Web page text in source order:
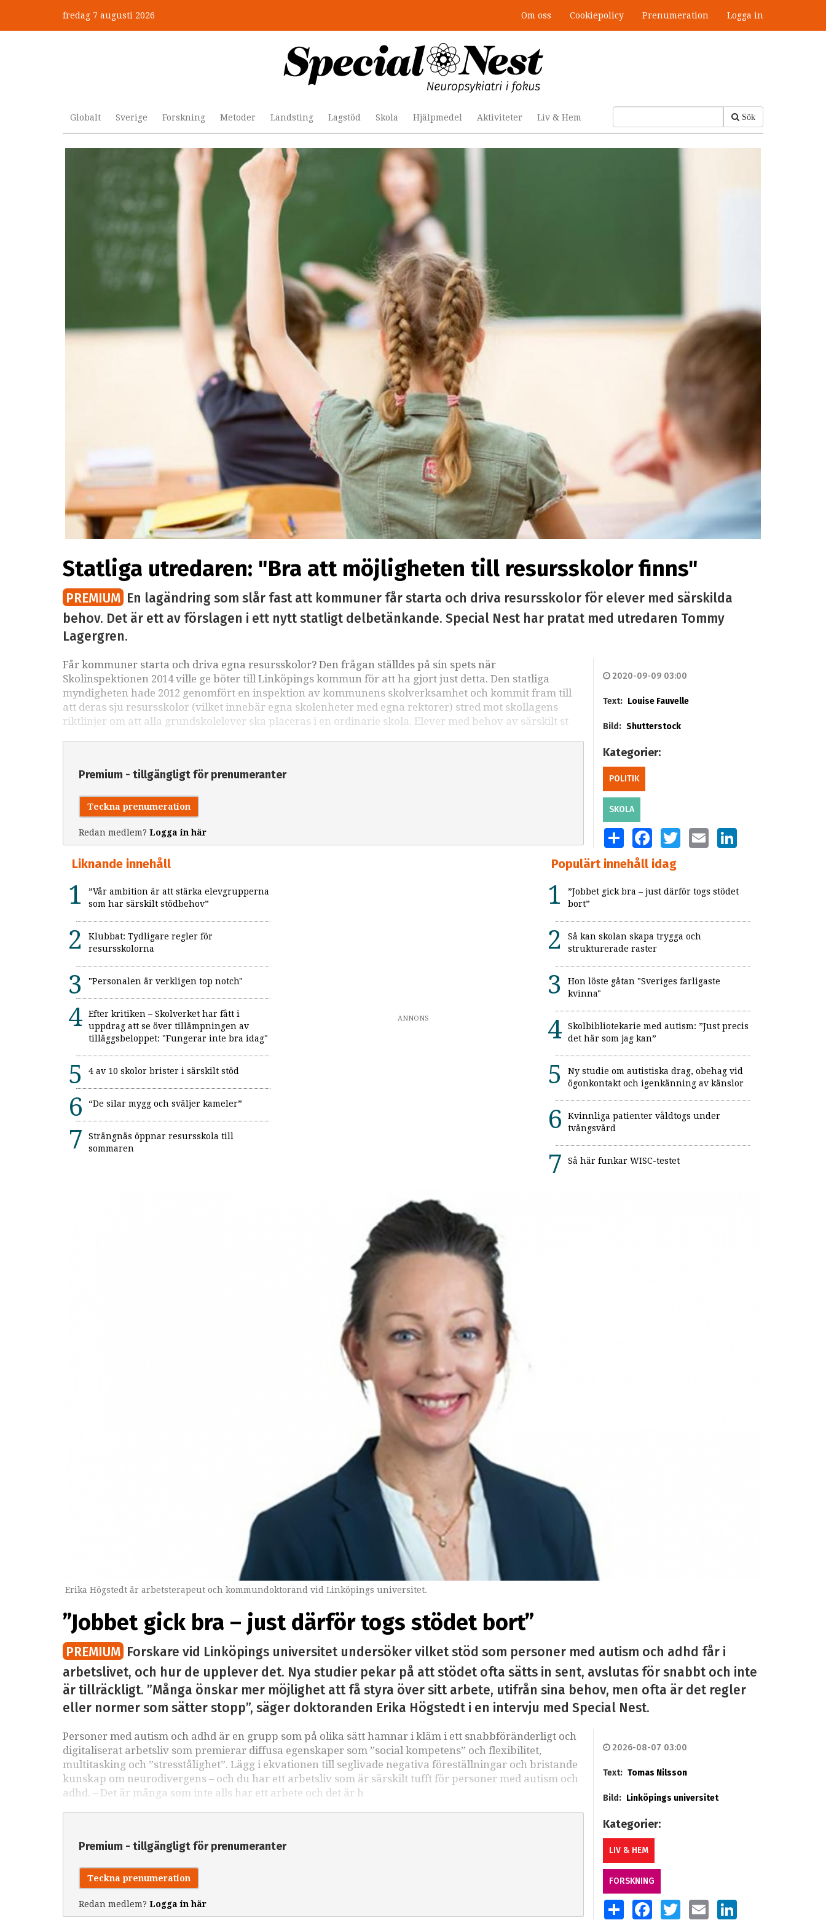
huvudinnehåll
fredag 7 augusti 2026 Om oss Cookiepolicy Prenumeration Logga in
Sök
Globalt Sverige Forskning Metoder Landsting Lagstöd Skola Hjälpmedel Aktiviteter Liv & Hem
Statliga utredaren: "Bra att möjligheten till resursskolor finns"
PREMIUM En lagändring som slår fast att kommuner får starta och driva resursskolor för elever med särskilda
behov. Det är ett av förslagen i ett nytt statligt delbetänkande. Special Nest har pratat med utredaren Tommy
Lagergren.
Får kommuner starta och driva egna resursskolor? Den frågan ställdes på sin spets när
Skolinspektionen 2014 ville ge böter till Linköpings kommun för att ha gjort just detta. Den statliga
myndigheten hade 2012 genomfört en inspektion av kommunens skolverksamhet och kommit fram till
att deras sju resursskolor (vilket innebär egna skolenheter med egna rektorer) stred mot skollagens
riktlinjer om att alla grundskolelever ska placeras i en ordinarie skola. Elever med behov av särskilt st
Premium - tillgängligt för prenumeranter
Teckna prenumeration
Redan medlem? Logga in här
2020-09-09 03:00
Text: Louise Fauvelle
Bild: Shutterstock
Kategorier:
POLITIK
SKOLA
SHARE FACEBOOKTWITTEREMAIL LINKEDIN
Liknande innehåll
”Vår ambition är att stärka elevgrupperna
som har särskilt stödbehov”
Klubbat: Tydligare regler för
resursskolorna
"Personalen är verkligen top notch"
Efter kritiken – Skolverket har fått i
uppdrag att se över tillämpningen av
tilläggsbeloppet: "Fungerar inte bra idag"
4 av 10 skolor brister i särskilt stöd
“De silar mygg och sväljer kameler”
Strängnäs öppnar resursskola till
sommaren
ANNONS
Populärt innehåll idag
”Jobbet gick bra – just därför togs stödet
bort”
Så kan skolan skapa trygga och
strukturerade raster
Hon löste gåtan "Sveriges farligaste
kvinna"
Skolbibliotekarie med autism: ”Just precis
det här som jag kan”
Ny studie om autistiska drag, obehag vid
ögonkontakt och igenkänning av känslor
Kvinnliga patienter våldtogs under
tvångsvård
Så här funkar WISC-testet
”Jobbet gick bra – just därför togs stödet bort”
Erika Högstedt är arbetsterapeut och kommundoktorand vid Linköpings universitet.
”Jobbet gick bra – just därför togs stödet bort”
PREMIUM Forskare vid Linköpings universitet undersöker vilket stöd som personer med autism och adhd får i
arbetslivet, och hur de upplever det. Nya studier pekar på att stödet ofta sätts in sent, avslutas för snabbt och inte
är tillräckligt. ”Många önskar mer möjlighet att få styra över sitt arbete, utifrån sina behov, men ofta är det regler
eller normer som sätter stopp”, säger doktoranden Erika Högstedt i en intervju med Special Nest.
Personer med autism och adhd är en grupp som på olika sätt hamnar i kläm i ett snabbföränderligt och
digitaliserat arbetsliv som premierar diffusa egenskaper som ”social kompetens” och flexibilitet,
multitasking och ”stresstålighet”. Lägg i ekvationen till seglivade negativa föreställningar och bristande
kunskap om neurodivergens – och du har ett arbetsliv som är särskilt tufft för personer med autism och
adhd. – Det är många som inte alls har ett arbete och det är h
Premium - tillgängligt för prenumeranter
Teckna prenumeration
Redan medlem? Logga in här
2026-08-07 03:00
Text: Tomas Nilsson
Bild: Linköpings universitet
Kategorier:
LIV & HEM
FORSKNING
SHARE FACEBOOKTWITTEREMAIL LINKEDIN